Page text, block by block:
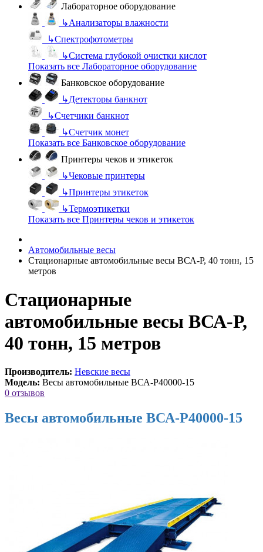
Лабораторное оборудование
↳Анализаторы влажности
↳Спектрофотометры
↳Система глубокой очистки кислот
Показать все Лабораторное оборудование
Банковское оборудование
↳Детекторы банкнот
↳Счетчики банкнот
↳Счетчик монет
Показать все Банковское оборудование
Принтеры чеков и этикеток
↳Чековые принтеры
↳Принтеры этикеток
↳Термоэтикетки
Показать все Принтеры чеков и этикеток
Автомобильные весы
Стационарные автомобильные весы ВСА-Р, 40 тонн, 15
метров
Стационарные
автомобильные весы ВСА-Р,
40 тонн, 15 метров
Производитель: Невские весы
Модель: Весы автомобильные ВСА-Р40000-15
0 отзывов
Весы автомобильные ВСА-Р40000-15